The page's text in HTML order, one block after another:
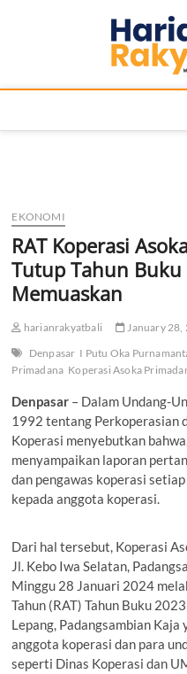
EKONOMI
RAT Koperasi
Tutup Tahun
Memuaskan
harianrakyatbali
January 28,
Denpasar I Putu Oka
Primadana Koperasi Asoka
Denpasar – Dalam Undang-
1992 tentang Perkoperasian
Koperasi menyebutkan
menyampaikan laporan
dan pengawas koperasi
kepada anggota koperasi.
Dari hal tersebut, Koperasi
Jl. Kebo Iwa Selatan,
Minggu 28 Januari 2024
Tahun (RAT) Tahun Buku
Lepang, Padangsambian
anggota koperasi dan para
seperti Dinas Koperasi dan